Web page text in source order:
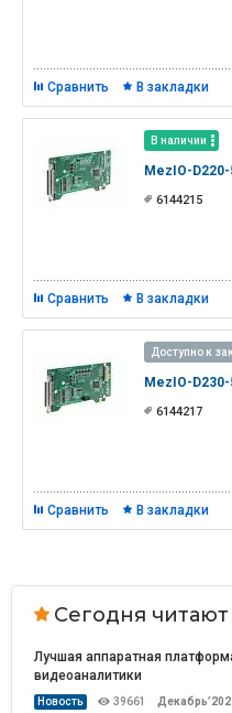
Сравнить В закладки
В наличии
MezIO-
6144215
Сравнить В закладки
Доступно к
MezIO-D230-
6144217
Сравнить В закладки
Сегодня читают
Лучшая аппаратная
видеоаналитики
Новость 39661